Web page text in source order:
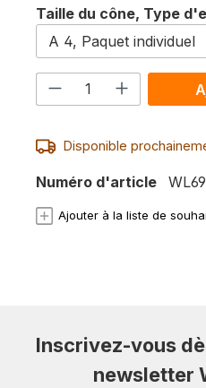
Sélectionnez
Taille du cône, Type
Quantité de
Disponible
Numéro d'article
Ajouter à la liste de
Inscrivez-vous
newsletter